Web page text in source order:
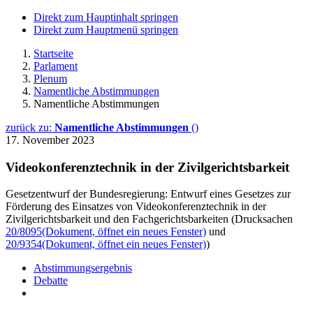
Direkt zum Hauptinhalt springen
Direkt zum Hauptmenü springen
Startseite
Parlament
Plenum
Namentliche Abstimmungen
Namentliche Abstimmungen
zurück zu: Namentliche Abstimmungen ()
17. November 2023
Videokonferenztechnik in der Zivilgerichtsbarkeit
Gesetzentwurf der Bundesregierung: Entwurf eines Gesetzes zur
Förderung des Einsatzes von Videokonferenztechnik in der
Zivilgerichtsbarkeit und den Fachgerichtsbarkeiten (Drucksachen
20/8095(Dokument, öffnet ein neues Fenster) und
20/9354(Dokument, öffnet ein neues Fenster))
Abstimmungsergebnis
Debatte